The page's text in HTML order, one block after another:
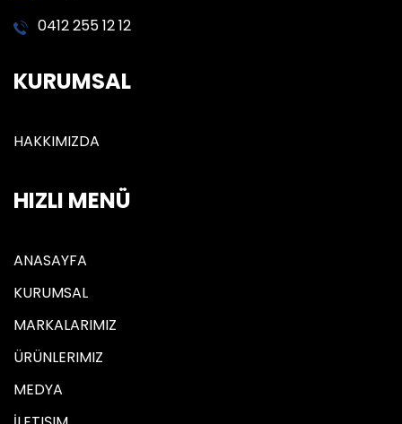
0412 255 12 12
KURUMSAL
HAKKIMIZDA
HIZLI MENÜ
ANASAYFA
KURUMSAL
MARKALARIMIZ
ÜRÜNLERIMIZ
MEDYA